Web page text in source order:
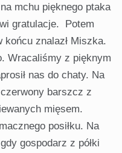
mchu pięknego ptaka
gratulacje. Potem
końcu znalazł Miszka.
Wracaliśmy z pięknym
nas do chaty. Na
barszcz z
mięsem.
posiłku. Na
gospodarz z półki